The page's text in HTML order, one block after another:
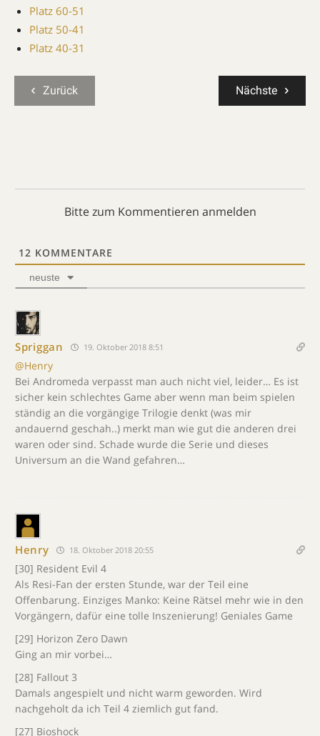
Platz 60-51
Platz 50-41
Platz 40-31
Zurück Nächste
Bitte zum Kommentieren anmelden
12 KOMMENTARE
neuste
Spriggan 19. Oktober 2018 8:51
@Henry
Bei Andromeda verpasst man auch nicht viel, leider… Es ist
sicher kein schlechtes Game aber wenn man beim spielen
ständig an die vorgängige Trilogie denkt (was mir
andauernd geschah..) merkt man wie gut die anderen drei
waren oder sind. Schade wurde die Serie und dieses
Universum an die Wand gefahren…
Henry 18. Oktober 2018 20:55
[30] Resident Evil 4
Als Resi-Fan der ersten Stunde, war der Teil eine
Offenbarung. Einziges Manko: Keine Rätsel mehr wie in den
Vorgängern, dafür eine tolle Inszenierung! Geniales Game
[29] Horizon Zero Dawn
Ging an mir vorbei…
[28] Fallout 3
Damals angespielt und nicht warm geworden. Wird
nachgeholt da ich Teil 4 ziemlich gut fand.
[27] Bioshock